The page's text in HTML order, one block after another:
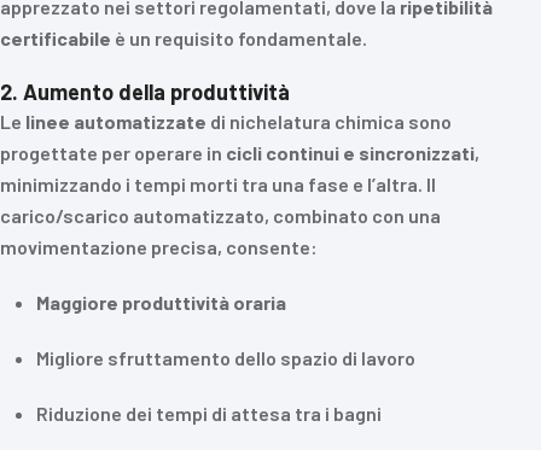
apprezzato nei settori regolamentati, dove la ripetibilità
certificabile è un requisito fondamentale.
2. Aumento della produttività
Le linee automatizzate di nichelatura chimica sono
progettate per operare in cicli continui e sincronizzati,
minimizzando i tempi morti tra una fase e l’altra. Il
carico/scarico automatizzato, combinato con una
movimentazione precisa, consente:
Maggiore produttività oraria
Migliore sfruttamento dello spazio di lavoro
Riduzione dei tempi di attesa tra i bagni